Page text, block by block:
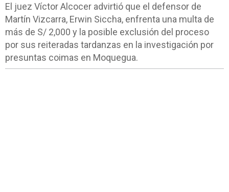
El juez Víctor Alcocer advirtió que el defensor de
Martín Vizcarra, Erwin Siccha, enfrenta una multa de
más de S/ 2,000 y la posible exclusión del proceso
por sus reiteradas tardanzas en la investigación por
presuntas coimas en Moquegua.